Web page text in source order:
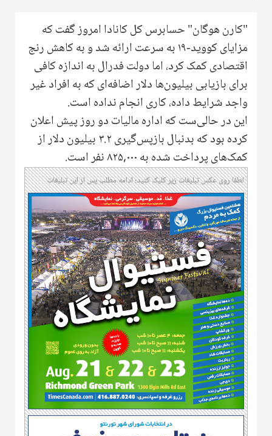
"کارن هوگان" حسابرس کل کانادا امروز گفت که
مزایای کووید-۱۹ به سرعت ارائه شد و به کاهش رنج
اقتصادی کمک کرد، اما دولت فدرال به اندازه کافی
برای بازیابی بیلیون‌ها دلار اضافه‌ای که به افراد غیر
واجد شرایط داده، کاری انجام نداده است.
این در حالی‌ست که اداره مالیات دو روز پیش اعلان
کرده بود که بدنبال بازپس‌گیری ۳.۲ بیلیون دلار از
کمک‌های پرداخت شده به ۸۲۵,۰۰۰ نفر است.
لطفا روی عکس تبلیغات زیر کلیک کنید؛ ادامه مطلب پس از این تبلیغات